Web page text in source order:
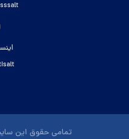
تمامی حقوق این